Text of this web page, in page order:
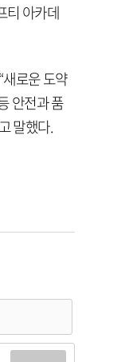
티 아카데
로운 도약
안전과 품
말했다.